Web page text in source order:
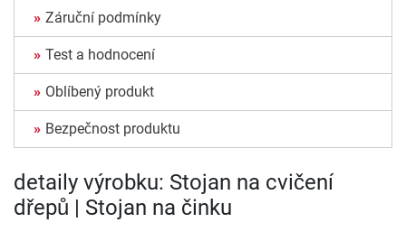
Záruční podmínky
Test a hodnocení
Oblíbený produkt
Bezpečnost produktu
detaily výrobku: Stojan na cvičení
dřepů | Stojan na činku